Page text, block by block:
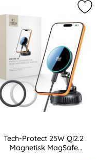
Protect 72W PD
Tech-Protect 25W Qi2.2
Magnetisk MagSafe